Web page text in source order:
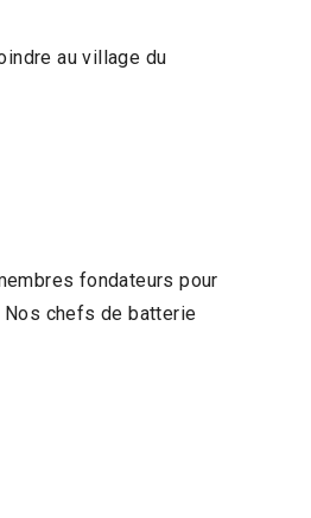
au village du
fondateurs pour
chefs de batterie